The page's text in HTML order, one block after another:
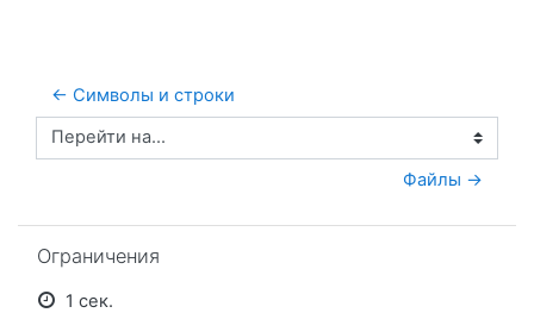
← Символы и строки
Перейти на...
Файлы →
Ограничения
1 сек.